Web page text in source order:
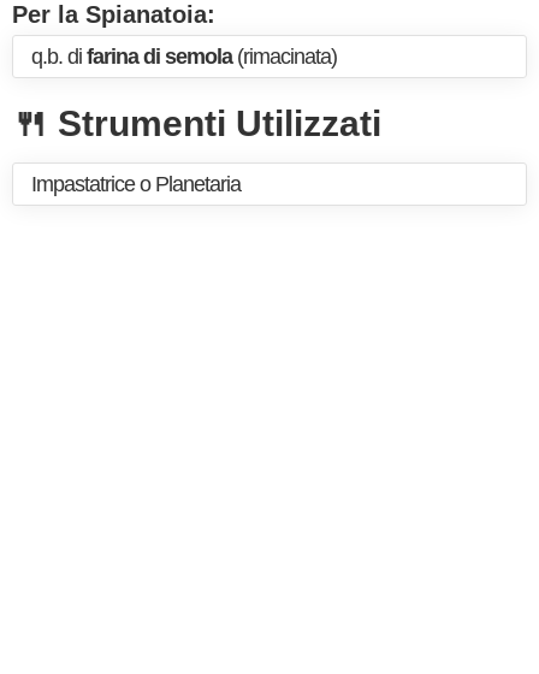
Per la Spianatoia:
q.b. di farina di semola(rimacinata)
🍴 Strumenti Utilizzati
Impastatrice o Planetaria